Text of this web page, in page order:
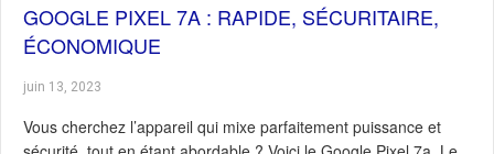
GOOGLE PIXEL 7A : RAPIDE, SÉCURITAIRE,
ÉCONOMIQUE
juin 13, 2023
Vous cherchez l’appareil qui mixe parfaitement puissance et